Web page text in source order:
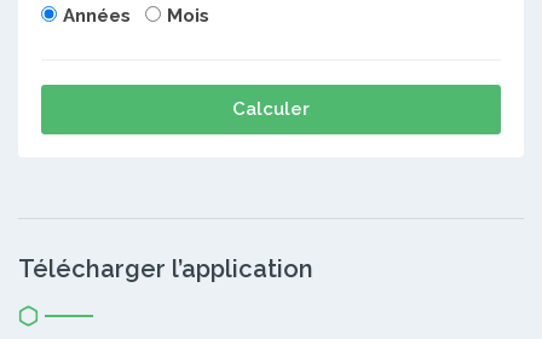
Années Mois
Calculer
Télécharger l’application